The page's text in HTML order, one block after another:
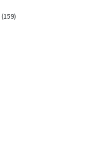
(159)